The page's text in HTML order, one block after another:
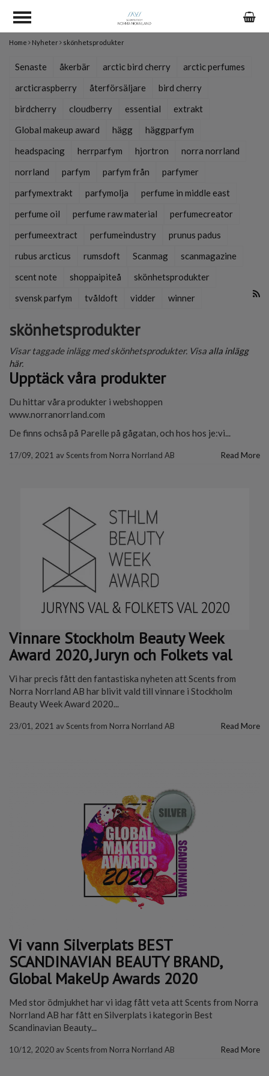
Home Nyheter skönhetsprodukter
Senaste åkerbär arctic bird cherry
arctic perfumes
arcticraspberry
återförsäljare
bird cherry
birdcherry
cloudberry essential
extrakt
Global makeup award
hägg
häggparfym
headspacing
herrparfym hjortron
norra norrland
norrland
parfym parfym från
parfymer
parfymextrakt
parfymolja
perfume in middle east
perfume oil
perfume raw material
perfumecreator
perfumeextract
perfumeindustry
prunus padus
rubus arcticus
rumsdoft Scanmag
scanmagazine
scent note
shoppaipiteå
skönhetsprodukter
svensk parfym
tvåldoft vidder winner
skönhetsprodukter
Visar taggade inlägg med skönhetsprodukter. Visa alla inlägg
här.
Upptäck våra produkter
Du hittar våra produkter i webshoppen
www.norranorrland.com
De finns ochså på Parelle på gågatan, och hos hos je:vi...
17/09, 2021 avScents from Norra Norrland AB Read More
Vinnare Stockholm Beauty Week
Award 2020, Juryn och Folkets val
Vi har precis fått den fantastiska nyheten att Scents from
Norra Norrland AB har blivit vald till vinnare i Stockholm
Beauty Week Award 2020...
23/01, 2021 avScents from Norra Norrland AB Read More
Vi vann Silverplats BEST
SCANDINAVIAN BEAUTY BRAND,
Global MakeUp Awards 2020
Med stor ödmjukhet har vi idag fått veta att Scents from Norra
Norrland AB har fått en Silverplats i kategorin Best
Scandinavian Beauty...
10/12, 2020 avScents from Norra Norrland AB Read More